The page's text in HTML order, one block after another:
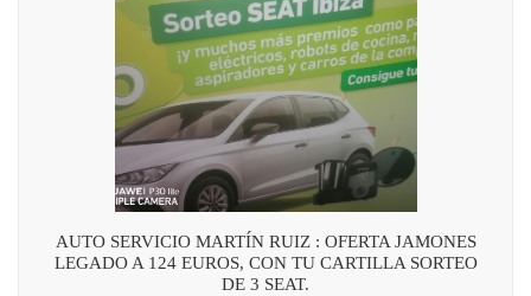
AUTO SERVICIO MARTÍN RUIZ : OFERTA JAMONES
LEGADO A 124 EUROS, CON TU CARTILLA SORTEO
DE 3 SEAT.